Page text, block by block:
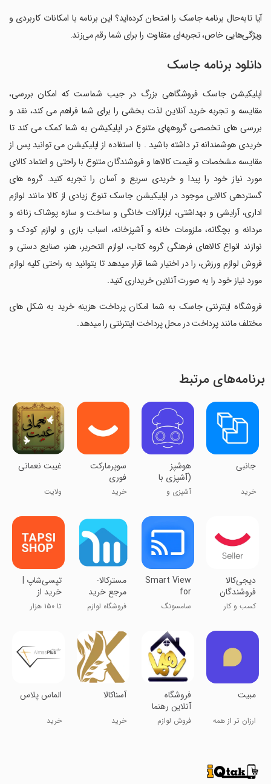
آیا تابه‌حال برنامه جاسک را امتحان کرده‌اید؟ این برنامه با امکانات کاربردی و
ویژگی‌هایی خاص، تجربه‌ای متفاوت را برای شما رقم می‌زند.
دانلود برنامه جاسک
اپلیکیشن جاسک فروشگاهی بزرگ در جیب شماست که امکان بررسی،
مقایسه و تجربه خرید آنلاین لذت بخشی را برای شما فراهم می کند، نقد و
بررسی های تخصصی گروههای متنوع در اپلیکیشن به شما کمک می کند تا
خریدی هوشمندانه تر داشته باشید . با استفاده از اپلیکیشن می توانید پس از
مقایسه مشخصات و قیمت کالاها و فروشندگان متنوع با راحتی و اعتماد کالای
مورد نیاز خود را پیدا و خریدی سریع و آسان را تجربه کنید. گروه های
گستردهی کالایی موجود در اپلیکیشن جاسک تنوع زیادی از کالا مانند لوازم
اداری، آرایشی و بهداشتی، ابزارآلات خانگی و ساخت و سازه پوشاک زنانه و
مردانه و بچگانه، ملزومات خانه و آشپزخانه، اسباب بازی و لوازم کودک و
نوازند انواع کالاهای فرهنگی گروه کتاب، لوازم التحریر، هنر، صنایع دستی و
فروش لوازم ورزش، را در اختیار شما قرار میدهد تا بتوانید به راحتی کلیه لوازم
مورد نیاز خود را به صورت آنلاین خریداری کنید.
‏فروشگاه اینترنتی جاسک به شما امکان پرداخت هزینه خرید به شکل های
مختلف مانند پرداخت در محل پرداخت اینترنتی را میدهد.
برنامه‌های مرتبط
‏جانبی
خرید
‏‏هوشپز
(آشپزی با
هوش
مصنوعی)
آشپزی و
سوپرمارکت
فوری
دیجی‌کالا
خرید
غیبت نعمانی
ولایت
دیجی‌کالا
فروشندگان
کسب و کار
Smart View
for
Samsung
TV Cast
سامسونگ
پخش به
‏مسترکالا-
مرجع خرید
لوازم جانبی
موبایل
فروشگاه لوازم
‏‏‏‏‏‏‏‏‏‏‏‏‏‏‏‏‏‏‏‏تپسی‌شاپ |
خرید از
معتبرترین
فروشگاه‌ها
تا ۱۵۰ هزار
مبیت
ارزان تر از همه
فروشگاه
آنلاین رهنما
فروش لوازم
آسناکالا
خرید
الماس پلاس
خرید